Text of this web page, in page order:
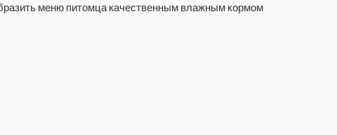
меню питомца качественным влажным кормом